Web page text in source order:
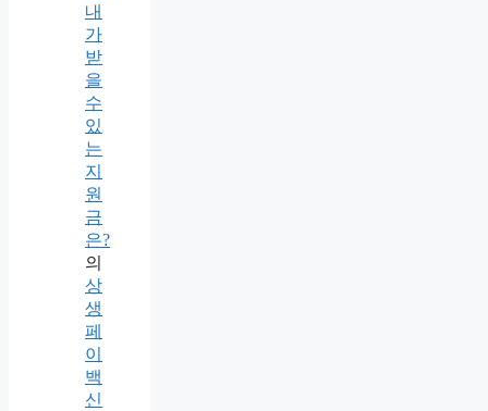
내
가
받
을
수
있
는
지
원
금
은?
의
상
생
페
이
백
신